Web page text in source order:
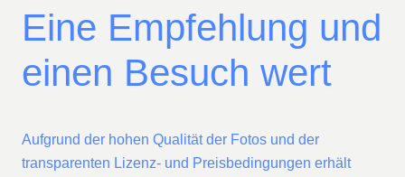
Eine Empfehlung und
einen Besuch wert
Aufgrund der hohen Qualität der Fotos und der
transparenten Lizenz- und Preisbedingungen erhält